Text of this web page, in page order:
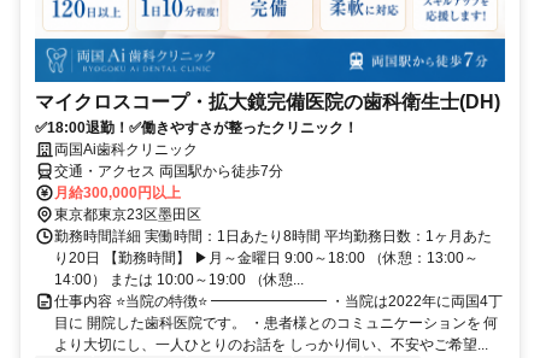
マイクロスコープ・拡大鏡完備医院の歯科衛生士(DH)
✅18:00退勤！✅働きやすさが整ったクリニック！
両国Ai歯科クリニック
交通・アクセス 両国駅から徒歩7分
月給300,000円以上
東京都東京23区墨田区
勤務時間詳細 実働時間：1日あたり8時間 平均勤務日数：1ヶ月あた
り20日 【勤務時間】 ▶月～金曜日 9:00～18:00 （休憩：13:00～
14:00） または 10:00～19:00 （休憩...
仕事内容 ⭐当院の特徴⭐ ━━━━━━━━ ・当院は2022年に両国4丁
目に 開院した歯科医院です。 ・患者様とのコミュニケーションを 何
より大切にし、一人ひとりのお話を しっかり伺い、不安やご希望...